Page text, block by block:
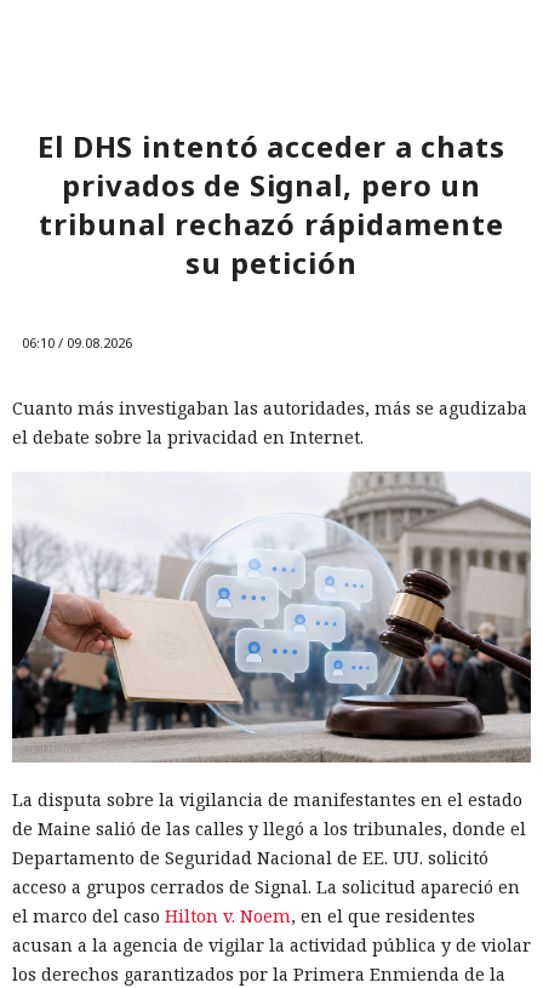
El DHS intentó acceder a chats
privados de Signal, pero un
tribunal rechazó rápidamente
su petición
06:10 / 09.08.2026
Cuanto más investigaban las autoridades, más se agudizaba
el debate sobre la privacidad en Internet.
La disputa sobre la vigilancia de manifestantes en el estado
de Maine salió de las calles y llegó a los tribunales, donde el
Departamento de Seguridad Nacional de EE. UU. solicitó
acceso a grupos cerrados de Signal. La solicitud apareció en
el marco del caso Hilton v. Noem, en el que residentes
acusan a la agencia de vigilar la actividad pública y de violar
los derechos garantizados por la Primera Enmienda de la